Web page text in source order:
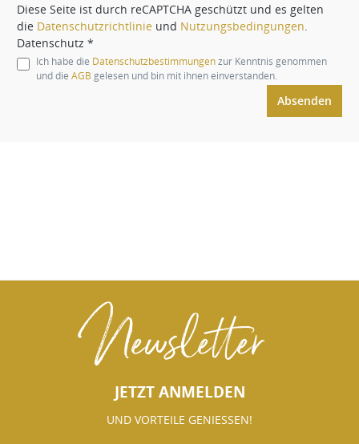
Diese Seite ist durch reCAPTCHA geschützt und es gelten
die Datenschutzrichtlinie und Nutzungsbedingungen
Datenschutz *
Ich habe die Datenschutzbestimmungenzur Kenntnis genommen
und die AGB gelesen und bin mit ihnen einverstanden.
Absenden
Newsletter
JETZT ANMELDEN
UND VORTEILE GENIESSEN!